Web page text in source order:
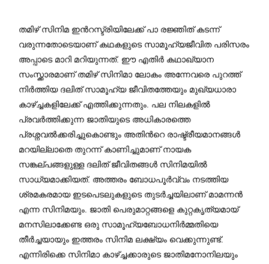
തമിഴ് സിനിമ ഇന്‍റസ്ട്രിയിലേക്ക് പാ രജ്ഞിത് കടന്ന്
വരുന്നതോടെയാണ് കഥകളുടെ സാമൂഹ്യജീവിത പരിസരം
അപ്പാടെ മാറി മറിയുന്നത്. ഈ എതിര്‍ കഥാഖ്യാന
സംസ്ക്കാരമാണ് തമിഴ് സിനിമാ ലോകം അന്നേവരെ പുറത്ത്
നിര്‍ത്തിയ ദലിത് സാമൂഹ്യ ജീവിതത്തേയും മുഖ്യധാരാ
കാഴ്ച്ചകളിലേക്ക് എത്തിക്കുന്നതും. പല നിലകളില്‍
പ്രവര്‍ത്തിക്കുന്ന ജാതിയുടെ അധികാരത്തെ
പ്രശ്നവല്‍ക്കരിച്ചുകൊണ്ടും അതിന്‍റെ രാഷ്ട്രീയമാനങ്ങള്‍
മറയില്ലാതെ തുറന്ന് കാണിച്ചുമാണ് നായക
സങ്കല്പങ്ങളുള്ള ദലിത് ജീവിതങ്ങള്‍ സിനിമയില്‍
സാധ്യമാക്കിയത്. അത്തരം ബോധപൂര്‍വ്വം നടത്തിയ
ശ്രമകരമായ ഇടപെടലുകളുടെ തുടര്‍ച്ചയിലാണ് മാമന്നന്‍
എന്ന സിനിമയും. ജാതി പെരുമാറ്റങ്ങളെ കുറ്റകൃത്യമായ്
മനസിലാക്കേണ്ട ഒരു സാമൂഹ്യബോധനിര്‍മ്മതിയെ
തീര്‍ച്ചയായും ഇത്തരം സിനിമ ലക്ഷ്യം വെക്കുന്നുണ്ട്.
എന്നിരിക്കെ സിനിമാ കാഴ്ച്ചക്കാരുടെ ജാതിമനോനിലയും